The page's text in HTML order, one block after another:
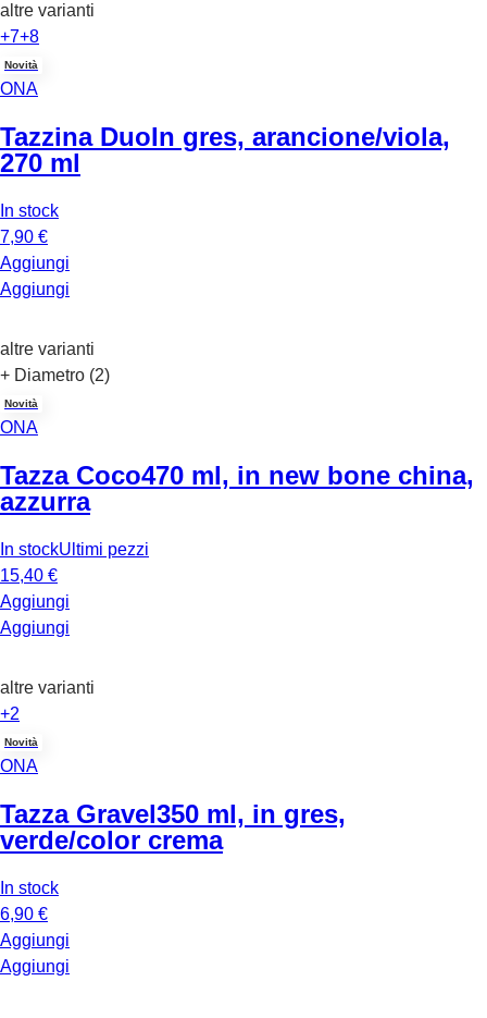
altre varianti
+7+8
Novità
ONA
Tazzina DuoIn gres, arancione/viola,
270 ml
In stock
7,90 €
Aggiungi
Aggiungi
altre varianti
+ Diametro (2)
Novità
ONA
Tazza Coco470 ml, in new bone china,
azzurra
In stockUltimi pezzi
15,40 €
Aggiungi
Aggiungi
altre varianti
+2
Novità
ONA
Tazza Gravel350 ml, in gres,
verde/color crema
In stock
6,90 €
Aggiungi
Aggiungi